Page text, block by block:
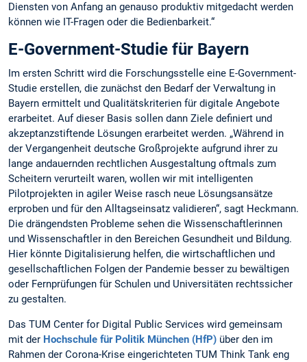
Diensten von Anfang an genauso produktiv mitgedacht werden
können wie IT-Fragen oder die Bedienbarkeit.“
E-Government-Studie für Bayern
Im ersten Schritt wird die Forschungsstelle eine E-Government-
Studie erstellen, die zunächst den Bedarf der Verwaltung in
Bayern ermittelt und Qualitätskriterien für digitale Angebote
erarbeitet. Auf dieser Basis sollen dann Ziele definiert und
akzeptanzstiftende Lösungen erarbeitet werden. „Während in
der Vergangenheit deutsche Großprojekte aufgrund ihrer zu
lange andauernden rechtlichen Ausgestaltung oftmals zum
Scheitern verurteilt waren, wollen wir mit intelligenten
Pilotprojekten in agiler Weise rasch neue Lösungsansätze
erproben und für den Alltagseinsatz validieren“, sagt Heckmann.
Die drängendsten Probleme sehen die Wissenschaftlerinnen
und Wissenschaftler in den Bereichen Gesundheit und Bildung.
Hier könnte Digitalisierung helfen, die wirtschaftlichen und
gesellschaftlichen Folgen der Pandemie besser zu bewältigen
oder Fernprüfungen für Schulen und Universitäten rechtssicher
zu gestalten.
Das TUM Center for Digital Public Services wird gemeinsam
mit der Hochschule für Politik München (HfP) über den im
Rahmen der Corona-Krise eingerichteten TUM Think Tank eng